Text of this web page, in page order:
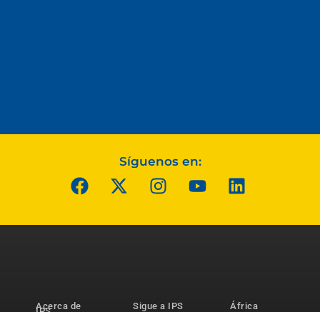
Síguenos en:
Acerca de Sigue a IPS África